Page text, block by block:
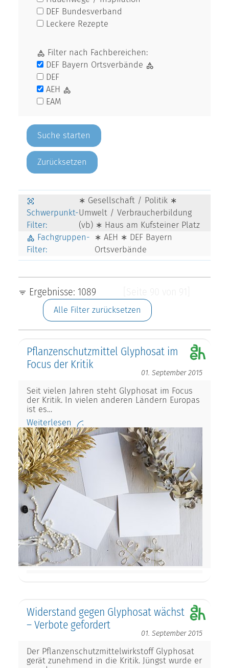
DEF Bundesverband
Leckere Rezepte
Filter nach Fachbereichen:
DEF Bayern Ortsverbände
DEF
AEH
EAM
Zurücksetzen
Schwerpunkt-
Filter:
∗ Gesellschaft / Politik ∗
Umwelt / Verbraucherbildung
(vb) ∗ Haus am Kufsteiner Platz
Fachgruppen-
Filter:
∗ AEH ∗ DEF Bayern
Ortsverbände
Ergebnisse: 1089
Alle Filter zurücksetzen
Pflanzenschutzmittel Glyphosat im
Focus der Kritik
01. September 2015
Seit vielen Jahren steht Glyphosat im Focus
der Kritik. In vielen anderen Ländern Europas
ist es…
Weiterlesen
Widerstand gegen Glyphosat wächst
– Verbote gefordert
01. September 2015
Der Pflanzenschutzmittelwirkstoff Glyphosat
gerät zunehmend in die Kritik. Jüngst wurde er